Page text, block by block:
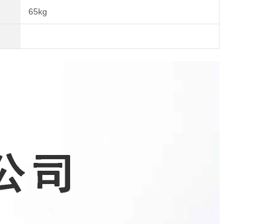
65kg